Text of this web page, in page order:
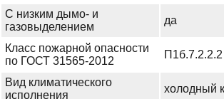
С низким дымо- и
газовыделением
да
Класс пожарной опасности
по ГОСТ 31565-2012
П1б.7.2.2.2
Вид климатического
исполнения
холодный